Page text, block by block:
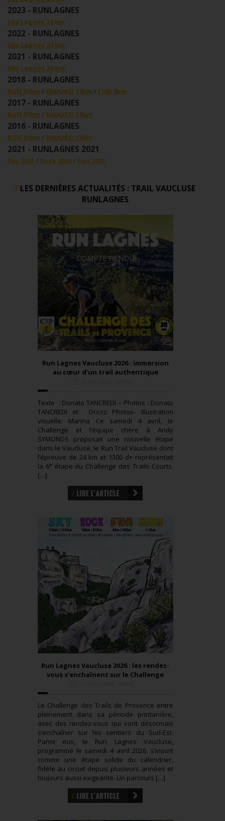
2023 - RUNLAGNES
Sky Lagnes 24 km
2022 - RUNLAGNES
Sky Lagnes 24 km
2021 - RUNLAGNES
Sky Lagnes 24 km
2018 - RUNLAGNES
RUN 31km ENDURO 13km FUN 7km
2017 - RUNLAGNES
RUN 31km ENDURO 13km
2016 - RUNLAGNES
RUN 31km ENDURO 13km
2021 - RUNLAGNES 2021
Sky 2021 Rock 2021 Fun 2021
LES DERNIÈRES ACTUALITÉS : TRAIL VAUCLUSE
RUNLAGNES
Run Lagnes Vaucluse 2026 : immersion
au cœur d’un trail authentique
Texte : Donato TANCREDI – Photos : Donato
TANCREDI et Drozz Photos- Illustration
visuelle: Marina Ce samedi 4 avril, le
Challenge et l’équipe chère à Andy
SYMONDS proposait une nouvelle étape
dans le Vaucluse, le Run Trail Vaucluse dont
l’épreuve de 24 km et 1300 d+ représentait
la 6° étape du Challenge des Trails Courts.
[…]
Run Lagnes Vaucluse 2026 : les rendez-
vous s’enchaînent sur le Challenge
Le Challenge des Trails de Provence entre
pleinement dans sa période printanière,
avec des rendez-vous qui vont désormais
s’enchaîner sur les sentiers du Sud-Est.
Parmi eux, le Run Lagnes Vaucluse,
programmé le samedi 4 avril 2026, s’inscrit
comme une étape solide du calendrier,
fidèle au circuit depuis plusieurs années et
toujours aussi exigeante. Un parcours […]